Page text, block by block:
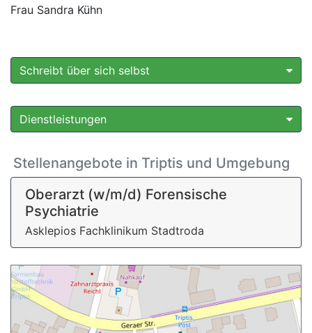
Frau Sandra Kühn
Schreibt über sich selbst
Dienstleistungen
Stellenangebote in Triptis und Umgebung
Oberarzt (w/m/d) Forensische
Psychiatrie
Asklepios Fachklinikum Stadtroda